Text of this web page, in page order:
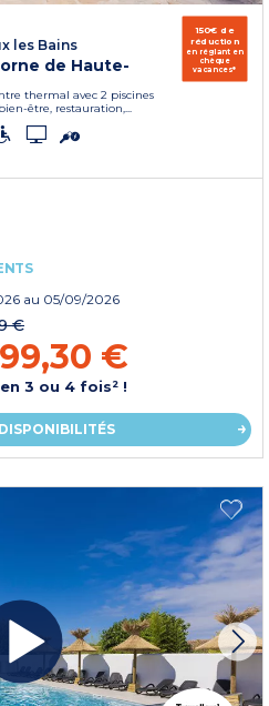
les Bains
de Haute-
thermal avec 2 piscines
être, restauration,...
150€ de
réduction
en réglant en
chèque
vacances*
au 05/09/2026
€
€
3 ou 4 fois² !